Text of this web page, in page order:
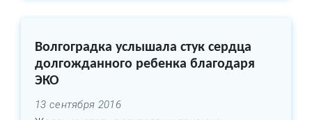
Волгоградка услышала стук сердца
долгожданного ребенка благодаря
ЭКО
13 сентября 2016